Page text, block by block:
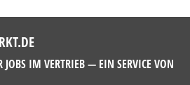
JOBS IM VERTRIEB — EIN SERVICE VON